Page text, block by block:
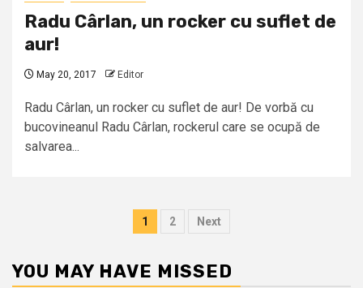
Radu Cârlan, un rocker cu suflet de
aur!
May 20, 2017 Editor
Radu Cârlan, un rocker cu suflet de aur! De vorbă cu
bucovineanul Radu Cârlan, rockerul care se ocupă de
salvarea...
Posts
1 2 Next
YOU MAY HAVE MISSED